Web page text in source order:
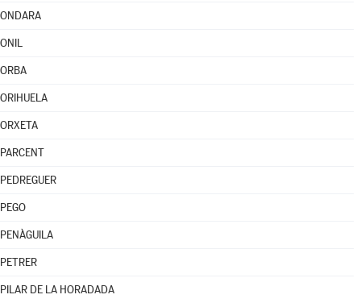
ONDARA
ONIL
ORBA
ORIHUELA
ORXETA
PARCENT
PEDREGUER
PEGO
PENÀGUILA
PETRER
PILAR DE LA HORADADA